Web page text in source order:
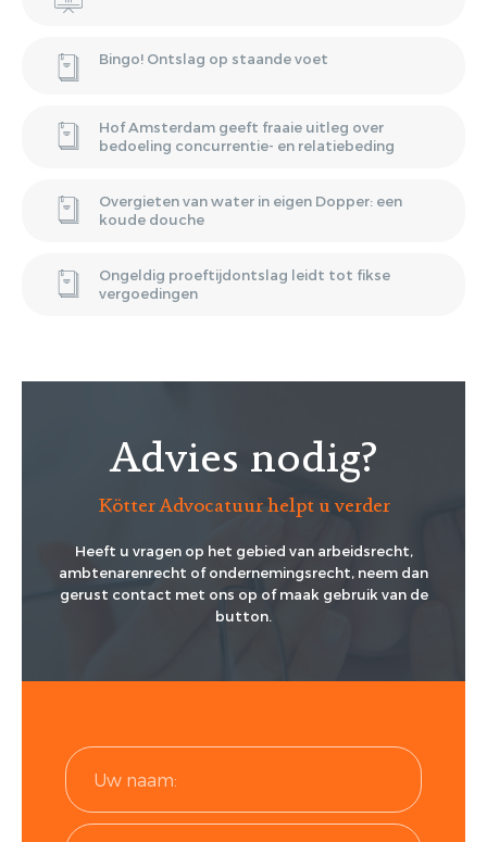
Bingo! Ontslag op staande voet
Hof Amsterdam geeft fraaie uitleg over
bedoeling concurrentie- en relatiebeding
Overgieten van water in eigen Dopper: een
koude douche
Ongeldig proeftijdontslag leidt tot fikse
vergoedingen
Advies nodig?
Kötter Advocatuur helpt u verder
Heeft u vragen op het gebied van arbeidsrecht,
ambtenarenrecht of ondernemingsrecht, neem dan
gerust contact met ons op of maak gebruik van de
button.